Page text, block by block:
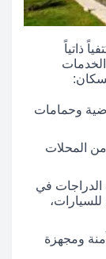
ذاتياً
وحمامات
المحلات
في
ومجهزة